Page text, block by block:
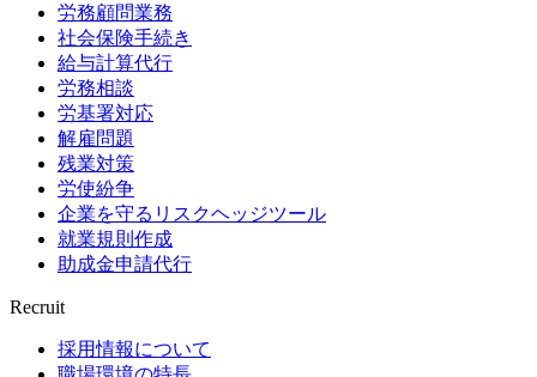
労務顧問業務
社会保険手続き
給与計算代行
労務相談
労基署対応
解雇問題
残業対策
労使紛争
企業を守るリスクヘッジツール
就業規則作成
助成金申請代行
Recruit
採用情報について